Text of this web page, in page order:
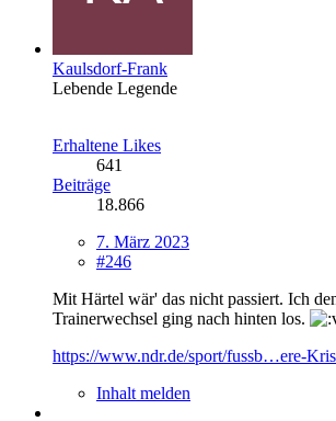
Kaulsdorf-Frank
Lebende Legende
Erhaltene Likes
641
Beiträge
18.866
7. März 2023
#246
Mit Härtel wär' das nicht passiert. Ich
Trainerwechsel ging nach hinten los.
https://www.ndr.de/sport/fussb…ere-
Inhalt melden